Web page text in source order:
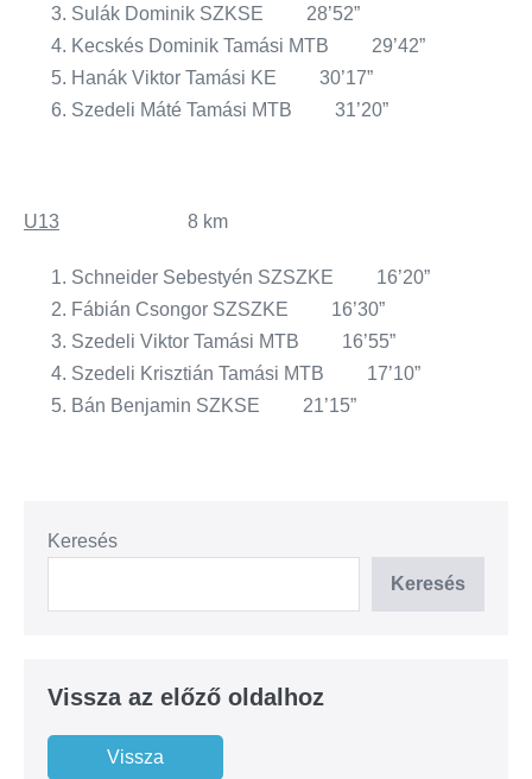
Sulák Dominik SZKSE 28’52”
Kecskés Dominik Tamási MTB 29’42”
Hanák Viktor Tamási KE 30’17”
Szedeli Máté Tamási MTB 31’20”
U13 8 km
Schneider Sebestyén SZSZKE 16’20”
Fábián Csongor SZSZKE 16’30”
Szedeli Viktor Tamási MTB 16’55”
Szedeli Krisztián Tamási MTB 17’10”
Bán Benjamin SZKSE 21’15”
Keresés
Keresés
Vissza az előző oldalhoz